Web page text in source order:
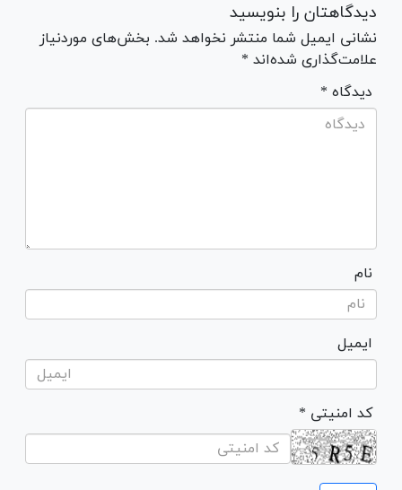
دیدگاهتان را بنویسید
نشانی ایمیل شما منتشر نخواهد شد. بخش‌های موردنیاز
علامت‌گذاری شده‌اند *
* دیدگاه
نام
ایمیل
* کد امنیتی